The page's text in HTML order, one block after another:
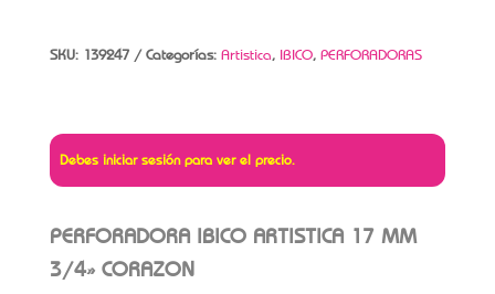
SKU: 139247 Categorías: Artistica, IBICO, PERFORADORAS
Debes iniciar sesión para ver el precio.
PERFORADORA IBICO ARTISTICA 17 MM
3/4» CORAZON